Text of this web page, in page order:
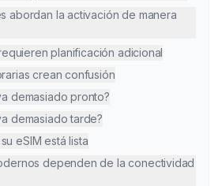
abordan la activación de manera
planificación adicional
crean confusión
demasiado pronto?
demasiado tarde?
eSIM está lista
dependen de la conectividad